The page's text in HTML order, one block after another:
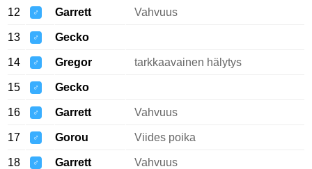
12 ♂ Garrett Vahvuus
13 ♂ Gecko
14 ♂ Gregor tarkkaavainen hälytys
15 ♂ Gecko
16 ♂ Garrett Vahvuus
17 ♂ Gorou Viides poika
18 ♂ Garrett Vahvuus